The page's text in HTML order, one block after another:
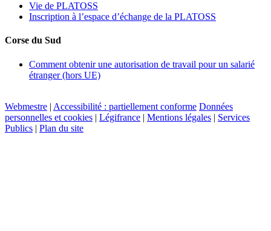
Vie de PLATOSS
Inscription à l’espace d’échange de la PLATOSS
Corse du Sud
Comment obtenir une autorisation de travail pour un salarié
étranger (hors UE)
Webmestre | Accessibilité : partiellement conforme Données
personnelles et cookies | Légifrance | Mentions légales | Services
Publics | Plan du site